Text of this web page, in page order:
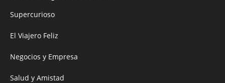
Supercurioso
El Viajero Feliz
Negocios y Empresa
Salud y Amistad